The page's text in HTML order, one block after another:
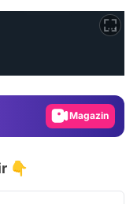
Video
Magazin
👇